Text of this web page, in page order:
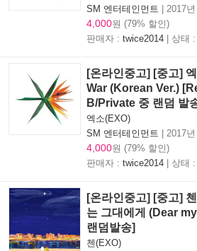
SM 엔터테인먼트 | 2017
4,000원 (79% 할인)
판매자 : twice2014 | 상태 :
[온라인중고] [중고]
War (Korean Ver.)
B/Private 중 랜덤 발
엑소(EXO)
SM 엔터테인먼트 | 2017
4,000원 (79% 할인)
판매자 : twice2014 | 상태 :
[온라인중고] [중고]
는 그대에게 (Dear
랜덤발송]
첸(EXO)